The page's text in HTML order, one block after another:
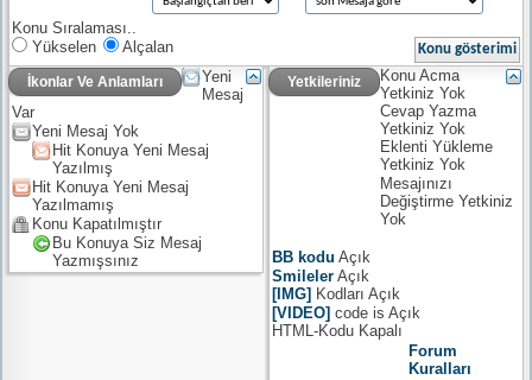
Konu Sıralaması..
Yükselen
Alçalan
İkonlar Ve Anlamları
Yeni
Mesaj
Var
Yeni Mesaj Yok
Hit Konuya Yeni Mesaj
Yazılmış
Hit Konuya Yeni Mesaj
Yazılmamış
Konu Kapatılmıştır
Bu Konuya Siz Mesaj
Yazmışsınız
Yetkileriniz
Konu Acma
YetkinizYok
Cevap Yazma
YetkinizYok
Eklenti Yükleme
YetkinizYok
Mesajınızı
Değiştirme Yetkiniz
Yok
BB kodu Açık
Smileler Açık
[IMG] KodlarıAçık
[VIDEO] code isAçık
HTML-Kodu Kapalı
Forum
Kuralları